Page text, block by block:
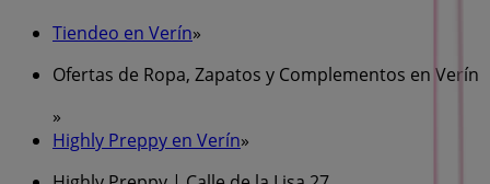
Tiendeo en Verín»
Ofertas de Ropa, Zapatos y Complementos en Verín
»
Highly Preppy en Verín»